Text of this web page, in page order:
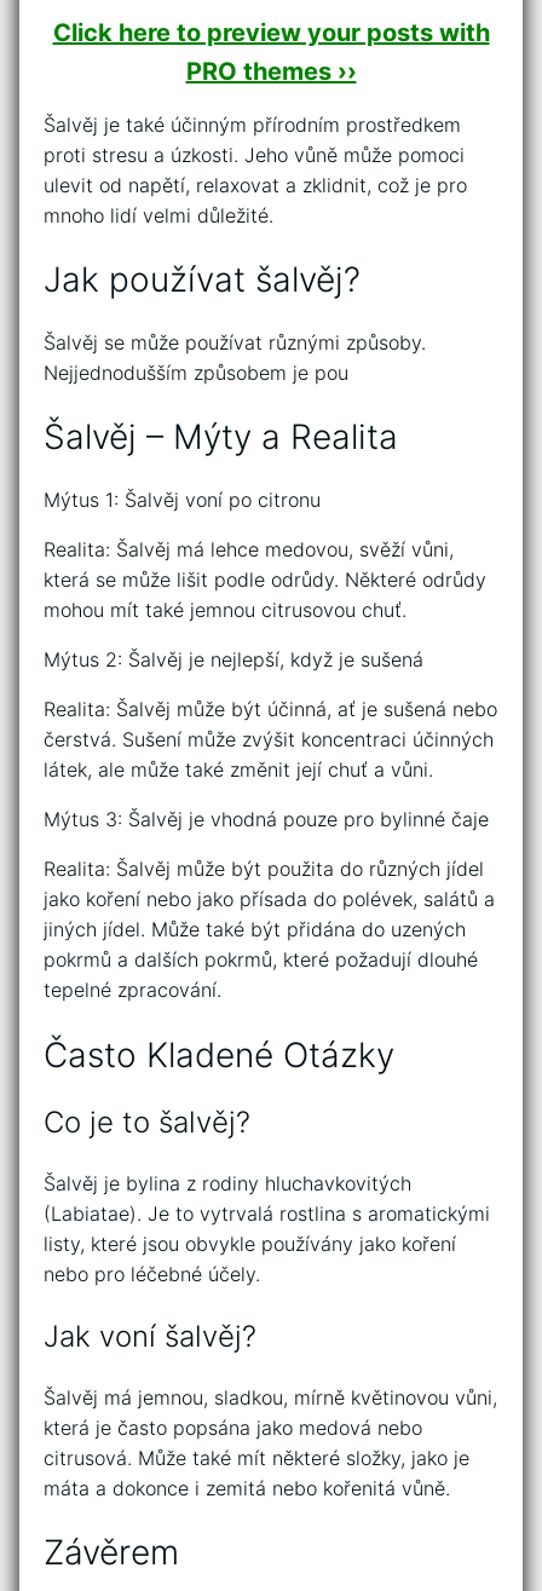
Click here to preview your posts with
PRO themes ››
Šalvěj je také účinným přírodním prostředkem
proti stresu a úzkosti. Jeho vůně může pomoci
ulevit od napětí, relaxovat a zklidnit, což je pro
mnoho lidí velmi důležité.
Jak používat šalvěj?
Šalvěj se může používat různými způsoby.
Nejjednodušším způsobem je pou
Šalvěj – Mýty a Realita
Mýtus 1: Šalvěj voní po citronu
Realita: Šalvěj má lehce medovou, svěží vůni,
která se může lišit podle odrůdy. Některé odrůdy
mohou mít také jemnou citrusovou chuť.
Mýtus 2: Šalvěj je nejlepší, když je sušená
Realita: Šalvěj může být účinná, ať je sušená nebo
čerstvá. Sušení může zvýšit koncentraci účinných
látek, ale může také změnit její chuť a vůni.
Mýtus 3: Šalvěj je vhodná pouze pro bylinné čaje
Realita: Šalvěj může být použita do různých jídel
jako koření nebo jako přísada do polévek, salátů a
jiných jídel. Může také být přidána do uzených
pokrmů a dalších pokrmů, které požadují dlouhé
tepelné zpracování.
Často Kladené Otázky
Co je to šalvěj?
Šalvěj je bylina z rodiny hluchavkovitých
(Labiatae). Je to vytrvalá rostlina s aromatickými
listy, které jsou obvykle používány jako koření
nebo pro léčebné účely.
Jak voní šalvěj?
Šalvěj má jemnou, sladkou, mírně květinovou vůni,
která je často popsána jako medová nebo
citrusová. Může také mít některé složky, jako je
máta a dokonce i zemitá nebo kořenitá vůně.
Závěrem